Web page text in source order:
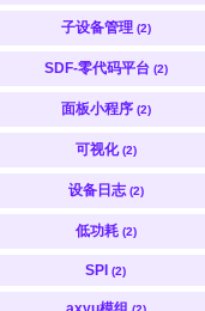
子设备管理 (2)
SDF-零代码平台 (2)
面板小程序 (2)
可视化 (2)
设备日志 (2)
低功耗 (2)
SPI (2)